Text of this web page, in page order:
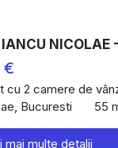
IANCU
€
cu 2 camere de
Bucuresti
55
mai multe detalii